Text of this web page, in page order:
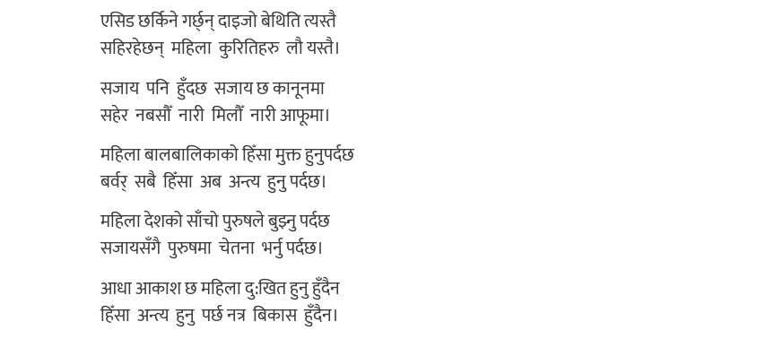
एसिड छर्किने गर्छ्न् दाइजो बेथिति त्यस्तै
सहिरहेछन् महिला कुरितिहरु लौ यस्तै।
सजाय पनि हुँदछ सजाय छ कानूनमा
सहेर नबसौँ नारी मिलौँ नारी आफूमा।
महिला बालबालिकाको हिँसा मुक्त हुनुपर्दछ
बर्वर् सबै हिँसा अब अन्त्य हुनु पर्दछ।
महिला देशको साँचो पुरुषले बुझ्नु पर्दछ
सजायसँगै पुरुषमा चेतना भर्नु पर्दछ।
आधा आकाश छ महिला दु:खित हुनु हुँदैन
हिँसा अन्त्य हुनु पर्छ नत्र बिकास हुँदैन।